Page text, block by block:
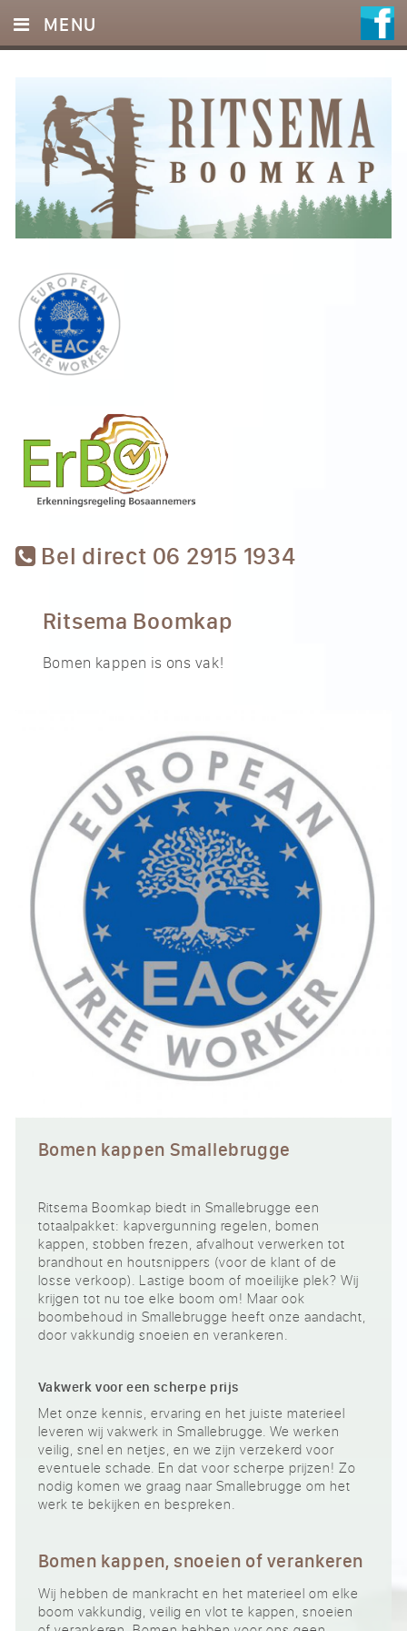
Bel direct 06 2915 1934
MENU
DIENSTEN
FOTO’S
REFERENTIES
OFFERTE
CONTACT
Ritsema Boomkap
Bomen kappen is ons vak!
Bomen kappen Smallebrugge
Ritsema Boomkap biedt in Smallebrugge een
totaalpakket: kapvergunning regelen, bomen
kappen, stobben frezen, afvalhout verwerken tot
brandhout en houtsnippers (voor de klant of de
losse verkoop). Lastige boom of moeilijke plek? Wij
krijgen tot nu toe elke boom om! Maar ook
boombehoud in Smallebrugge heeft onze aandacht,
door vakkundig snoeien en verankeren.
Vakwerk voor een scherpe prijs
Met onze kennis, ervaring en het juiste materieel
leveren wij vakwerk in Smallebrugge. We werken
veilig, snel en netjes, en we zijn verzekerd voor
eventuele schade. En dat voor scherpe prijzen! Zo
nodig komen we graag naar Smallebrugge om het
werk te bekijken en bespreken.
Bomen kappen, snoeien of verankeren
Wij hebben de mankracht en het materieel om elke
boom vakkundig, veilig en vlot te kappen, snoeien